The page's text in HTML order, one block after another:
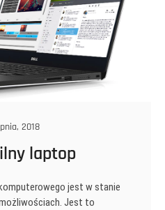
2018
laptop
jest w stanie
Jest to